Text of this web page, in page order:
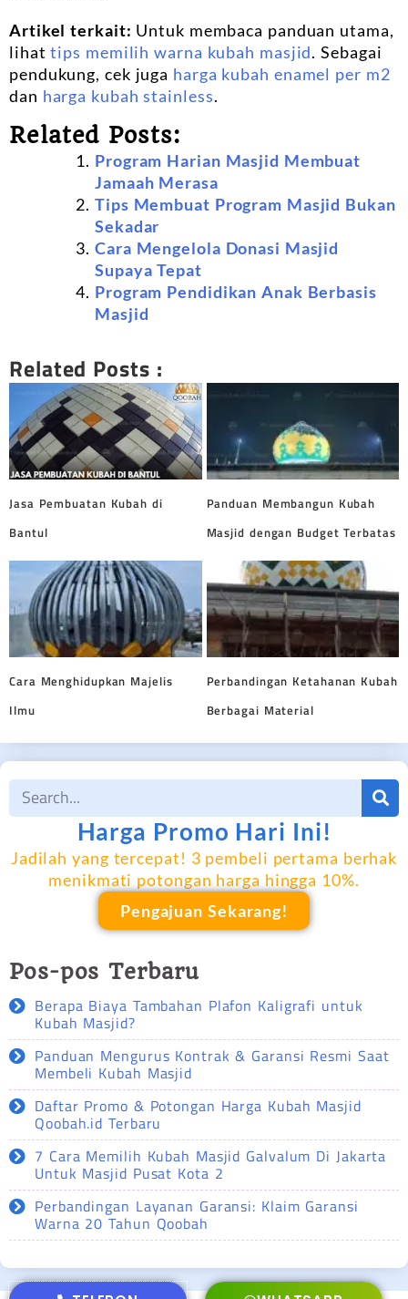
Artikel terkait: Untuk membaca panduan utama,
lihattips memilih warna kubah masjid. Sebagai
pendukung, cek juga harga kubah enamel per m2
dan harga kubah stainless.
Related Posts:
Program Harian Masjid Membuat
Jamaah Merasa
Tips Membuat Program Masjid Bukan
Sekadar
Cara Mengelola Donasi Masjid
Supaya Tepat
Program Pendidikan Anak Berbasis
Masjid
Related Posts :
Jasa Pembuatan Kubah di
Bantul
Panduan Membangun Kubah
Masjid dengan Budget Terbatas
Cara Menghidupkan Majelis
Ilmu
Perbandingan Ketahanan Kubah
Berbagai Material
Harga Promo Hari Ini!
Jadilah yang tercepat! 3 pembeli pertama berhak
menikmati potongan harga hingga 10%.
Pengajuan Sekarang!
Pos-pos Terbaru
Berapa Biaya Tambahan Plafon Kaligrafi untuk
Kubah Masjid?
Panduan Mengurus Kontrak & Garansi Resmi Saat
Membeli Kubah Masjid
Daftar Promo & Potongan Harga Kubah Masjid
Qoobah.id Terbaru
7 Cara Memilih Kubah Masjid Galvalum Di Jakarta
Untuk Masjid Pusat Kota 2
Perbandingan Layanan Garansi: Klaim Garansi
Warna 20 Tahun Qoobah